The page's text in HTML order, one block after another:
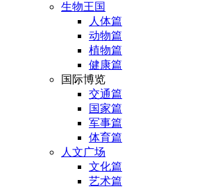
生物王国
人体篇
动物篇
植物篇
健康篇
国际博览
交通篇
国家篇
军事篇
体育篇
人文广场
文化篇
艺术篇